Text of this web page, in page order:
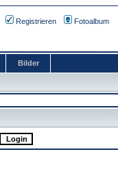
Registrieren Fotoalbum
Bilder